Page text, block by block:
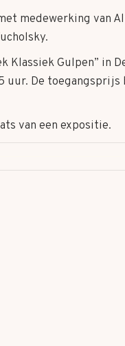
medewerking van
Klassiek Gulpen”
uur. De
van een expositie.